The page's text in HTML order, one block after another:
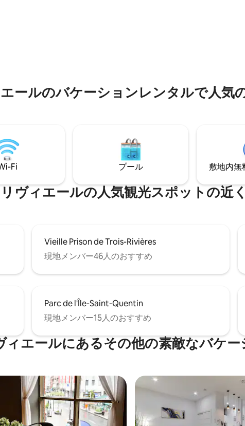
中4.89つ星の平均評価
ールのバケーションレンタルで人気
Fi プール 敷地内無
ヴィエールの人気観光スポットの近
Vieille Prison de Trois-Rivières
現地メンバー46人のおすすめ
Parc de l'Île-Saint-Quentin
現地メンバー15人のおすすめ
ィエールにあるその他の素敵なバケ